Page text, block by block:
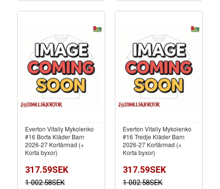
Everton Vitaliy Mykolenko
#16 Borta Kläder Barn
2026-27 Kortärmad (+
Korta byxor)
317.59SEK
1 002.58SEK
Everton Vitaliy Mykolenko
#16 Tredje Kläder Barn
2026-27 Kortärmad (+
Korta byxor)
317.59SEK
1 002.58SEK